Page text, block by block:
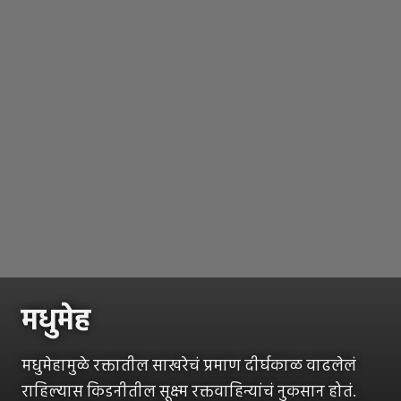
मधुमेह
मधुमेहामुळे रक्तातील साखरेचं प्रमाण दीर्घकाळ वाढलेलं
राहिल्यास किडनीतील सूक्ष्म रक्तवाहिन्यांचं नुकसान होतं.